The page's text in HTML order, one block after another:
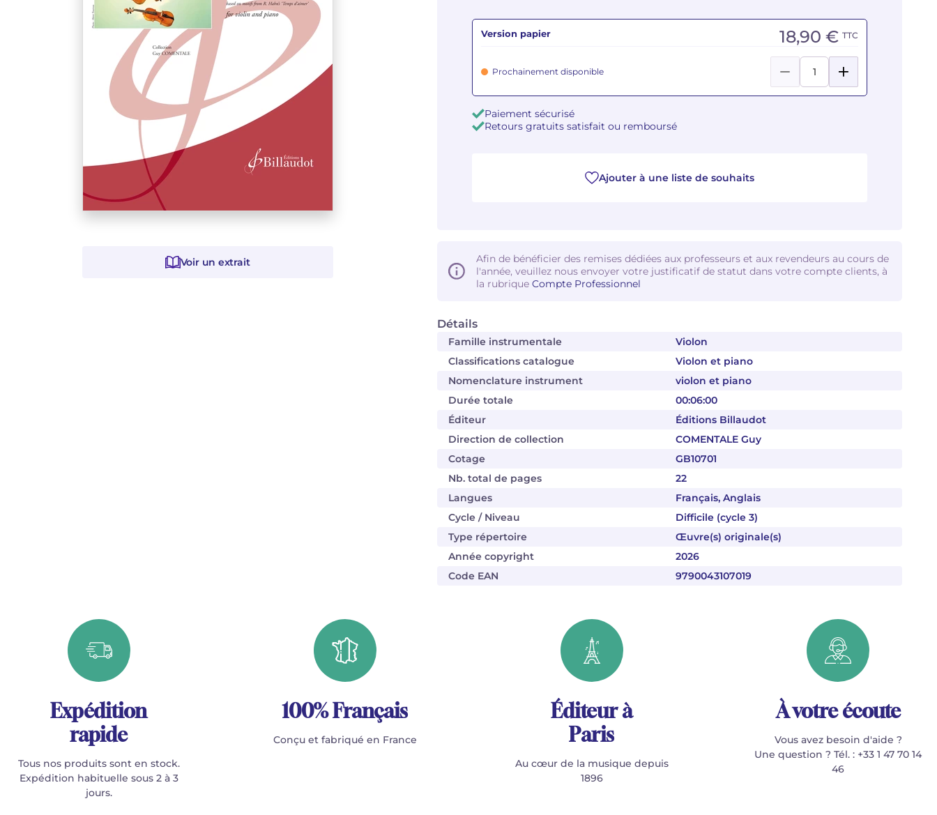
Détails
Famille instrumentale
Violon
Classifications catalogue
Violon et piano
Nomenclature instrument
violon et piano
Durée totale
00:06:00
Éditeur
Éditions Billaudot
Direction de collection
COMENTALE Guy
Cotage
GB10701
Nb. total de pages
22
Langues
Français, Anglais
Cycle / Niveau
Difficile (cycle 3)
Type répertoire
Œuvre(s) originale(s)
Année copyright
2026
Code EAN
9790043107019
Version papier 18,90 € TTC
Prochainement disponible
Paiement sécurisé
Retours gratuits satisfait ou remboursé
Ajouter à une liste de souhaits
Afin de bénéficier des remises dédiées aux professeurs et aux revendeurs au cours de
l'année, veuillez nous envoyer votre justificatif de statut dans votre compte clients, à
la rubrique Compte Professionnel
Voir un extrait
Expédition
rapide
Tous nos produits sont en stock.
Expédition habituelle sous 2 à 3
jours.
100% Français
Conçu et fabriqué en France
Éditeur à
Paris
Au cœur de la musique depuis
1896
À votre écoute
Vous avez besoin d'aide ?
Une question ? Tél. : +33 1 47 70 14
46